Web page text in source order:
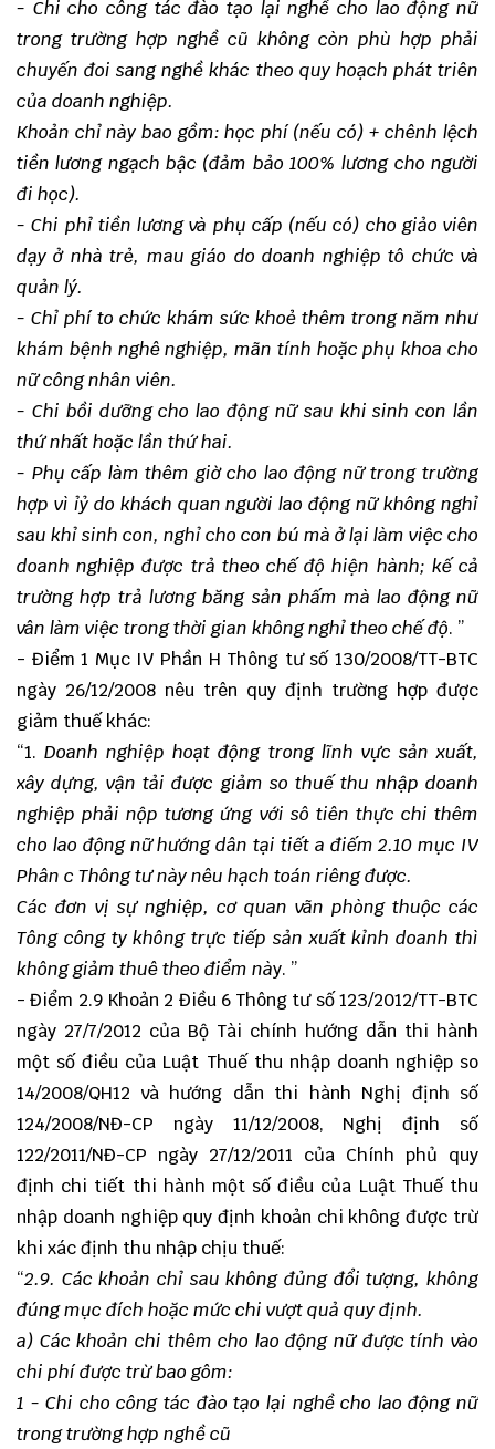
- Chi cho công tác đào tạo lại nghề cho lao động nữ
trong trường hợp nghề cũ không còn phù hợp phải
chuyến đoi sang nghề khác theo quy hoạch phát triên
của doanh nghiệp.
Khoản chỉ này bao gồm: học phí (nếu có) + chênh lệch
tiền lương ngạch bậc (đảm bảo 100% lương cho người
đi học).
- Chi phỉ tiền lương và phụ cấp (nếu có) cho giảo viên
dạy ở nhà trẻ, mau giáo do doanh nghiệp tô chức và
quản lý.
- Chỉ phí to chức khám sức khoẻ thêm trong năm như
khám bệnh nghê nghiệp, mãn tính hoặc phụ khoa cho
nữ công nhân viên.
- Chi bồi dưỡng cho lao động nữ sau khi sinh con lần
thứ nhất hoặc lần thứ hai.
- Phụ cấp làm thêm giờ cho lao động nữ trong trường
hợp vì ỉỷ do khách quan người lao động nữ không nghỉ
sau khỉ sinh con, nghỉ cho con bú mà ở lại làm việc cho
doanh nghiệp được trả theo chế độ hiện hành; kế cả
trường hợp trả lương băng sản phấm mà lao động nữ
vân làm việc trong thời gian không nghỉ theo chế độ. ”
- Điểm 1 Mục IV Phần H Thông tư số 130/2008/TT-BTC
ngày 26/12/2008 nêu trên quy định trường hợp được
giảm thuế khác:
“1.Doanh nghiệp hoạt động trong lĩnh vực sản xuất,
xây dựng, vận tải được giảm so thuế thu nhập doanh
nghiệp phải nộp tương ứng với sô tiên thực chi thêm
cho lao động nữ hướng dân tại tiết a điếm 2.10 mục IV
Phân c Thông tư này nêu hạch toán riêng được.
Các đơn vị sự nghiệp, cơ quan vãn phòng thuộc các
Tông công ty không trực tiếp sản xuất kỉnh doanh thì
không giảm thuê theo điểm này. ”
- Điểm 2.9 Khoản 2 Điều 6 Thông tư số 123/2012/TT-BTC
ngày 27/7/2012 của Bộ Tài chính hướng dẫn thi hành
một số điều của Luật Thuế thu nhập doanh nghiệp so
14/2008/QH12 và hướng dẫn thi hành Nghị định số
124/2008/NĐ-CP ngày 11/12/2008, Nghị định số
122/2011/NĐ-CP ngày 27/12/2011 của Chính phủ quy
định chi tiết thi hành một số điều của Luật Thuế thu
nhập doanh nghiệp quy định khoản chi không được trừ
khi xác định thu nhập chịu thuế:
“2.9. Các khoản chỉ sau không đủng đổi tượng, không
đúng mục đích hoặc mức chi vượt quả quy định.
a) Các khoản chi thêm cho lao động nữ được tính vào
chi phí được trừ bao gôm:
1 - Chi cho công tác đào tạo lại nghề cho lao động nữ
trong trường hợp nghề cũ